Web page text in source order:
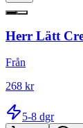
Herr Lätt
Från
268 kr
5-8 dgr